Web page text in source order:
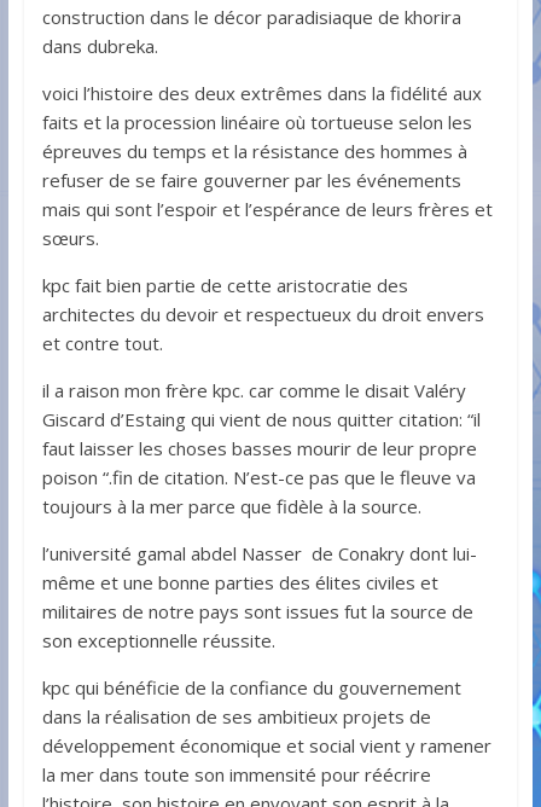
construction dans le décor paradisiaque de khorira
dans dubreka.
voici l’histoire des deux extrêmes dans la fidélité aux
faits et la procession linéaire où tortueuse selon les
épreuves du temps et la résistance des hommes à
refuser de se faire gouverner par les événements
mais qui sont l’espoir et l’espérance de leurs frères et
sœurs.
kpc fait bien partie de cette aristocratie des
architectes du devoir et respectueux du droit envers
et contre tout.
il a raison mon frère kpc. car comme le disait Valéry
Giscard d’Estaing qui vient de nous quitter citation: “il
faut laisser les choses basses mourir de leur propre
poison “.fin de citation. N’est-ce pas que le fleuve va
toujours à la mer parce que fidèle à la source.
l’université gamal abdel Nasser de Conakry dont lui-
même et une bonne parties des élites civiles et
militaires de notre pays sont issues fut la source de
son exceptionnelle réussite.
kpc qui bénéficie de la confiance du gouvernement
dans la réalisation de ses ambitieux projets de
développement économique et social vient y ramener
la mer dans toute son immensité pour réécrire